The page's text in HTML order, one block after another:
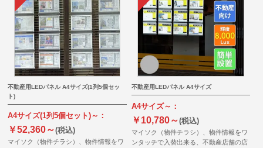
不動産用LEDパネル A4サイズ(1列5個セッ
ト)
A4サイズ(1列5個セット)～：
￥52,360～(税込)
マイソク（物件チラシ）、物件情報をワ
不動産用LEDパネル A4サイズ
A4サイズ～：
￥10,780～(税込)
マイソク（物件チラシ）、物件情報をワ
ンタッチで入替出来る、不動産店舗の店